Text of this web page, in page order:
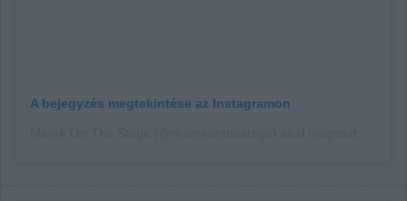
A bejegyzés megtekintése az Instagramon